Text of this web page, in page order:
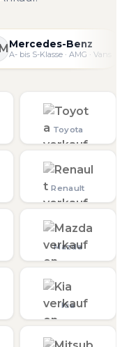
Mercedes-Benz
A- bis S-Klasse · AMG · Vans
Toyota
Renault
Mazda
Kia